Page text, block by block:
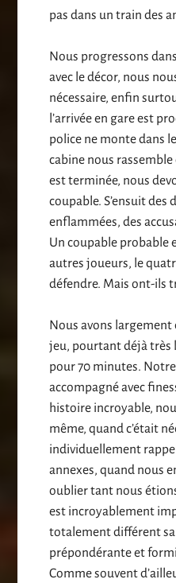
pas dans un train des
Nous progressons
avec le décor, nous
nécessaire, enfin
l’arrivée en gare est
police ne monte dans
cabine nous rassemble
est terminée, nous
coupable. S’ensuit des
enflammées, des
Un coupable probable
autres joueurs, le
défendre. Mais ont-ils
Nous avons largement
jeu, pourtant déjà très
pour 70 minutes.
accompagné avec
histoire incroyable,
même, quand c’était
individuellement
annexes, quand nous
oublier tant nous
est incroyablement
totalement différent
prépondérante et
Comme souvent